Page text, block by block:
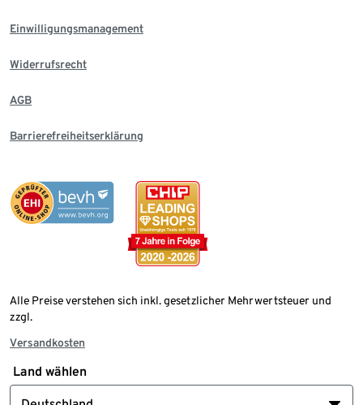
Einwilligungsmanagement
Widerrufsrecht
AGB
Barrierefreiheitserklärung
Alle Preise verstehen sich inkl. gesetzlicher Mehrwertsteuer und
zzgl.
Versandkosten
Land wählen